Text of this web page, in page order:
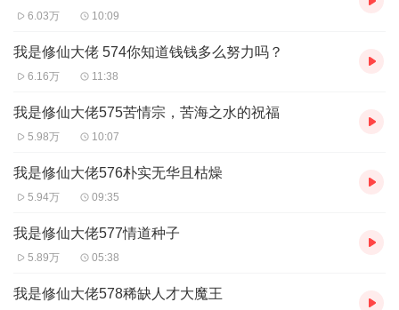
6.03万 10:09
我是修仙大佬 574你知道钱钱多么努力吗？
6.16万 11:38
我是修仙大佬575苦情宗，苦海之水的祝福
5.98万 10:07
我是修仙大佬576朴实无华且枯燥
5.94万 09:35
我是修仙大佬577情道种子
5.89万 05:38
我是修仙大佬578稀缺人才大魔王